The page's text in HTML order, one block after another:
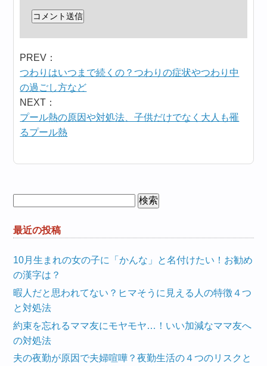
PREV：
つわりはいつまで続くの？つわりの症状やつわり中
の過ごし方など
NEXT：
プール熱の原因や対処法、子供だけでなく大人も罹
るプール熱
最近の投稿
10月生まれの女の子に「かんな」と名付けたい！お勧め
の漢字は？
暇人だと思われてない？ヒマそうに見える人の特徴４つ
と対処法
約束を忘れるママ友にモヤモヤ…！いい加減なママ友へ
の対処法
夫の夜勤が原因で夫婦喧嘩？夜勤生活の４つのリスクと